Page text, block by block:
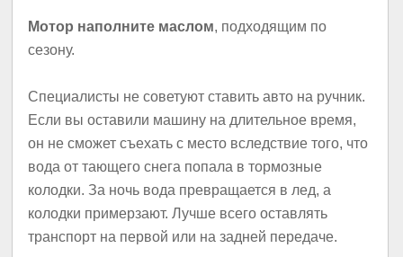
Мотор наполните маслом, подходящим по
сезону.
Специалисты не советуют ставить авто на ручник.
Если вы оставили машину на длительное время,
он не сможет съехать с место вследствие того, что
вода от тающего снега попала в тормозные
колодки. За ночь вода превращается в лед, а
колодки примерзают. Лучше всего оставлять
транспорт на первой или на задней передаче.